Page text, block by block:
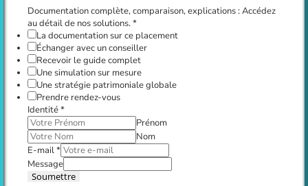
Documentation complète, comparaison, explications : Accédez
au détail de nos solutions.*
La documentation sur ce placement
Échanger avec un conseiller
Recevoir le guide complet
Une simulation sur mesure
Une stratégie patrimoniale globale
Prendre rendez-vous
Identité*
Prénom
Nom
E-mail*
Message
Soumettre